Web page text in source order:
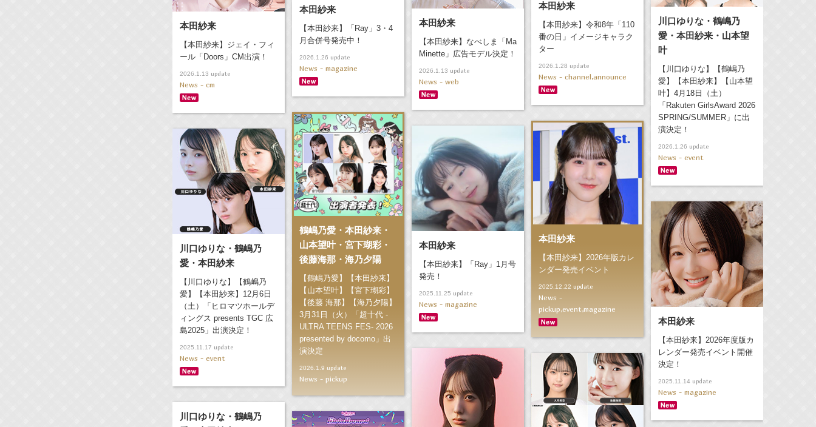
本田紗来
【本田紗来】令和8年「110
番の日」イメージキャラク
ター
2026.1.28 update
News - channel,announce
本田紗来
【本田紗来】「Ray」3・4
月合併号発売中！
2026.1.26 update
News - magazine
川口ゆりな・鶴嶋乃
愛・本田紗来・山本望
叶
【川口ゆりな】【鶴嶋乃
愛】【本田紗来】【山本望
叶】4月18日（土）
「Rakuten GirlsAward 2026
SPRING/SUMMER」に出
演決定！
2026.1.26 update
News - event
本田紗来
【本田紗来】なべしま「Ma
Minette」広告モデル決定！
2026.1.13 update
News - web
本田紗来
【本田紗来】ジェイ・フィ
ール「Doors」CM出演！
2026.1.13 update
News - cm
鶴嶋乃愛・本田紗来・
山本望叶・宮下瑚彩・
後藤海那・海乃夕陽
【鶴嶋乃愛】【本田紗来】
【山本望叶】【宮下瑚彩】
【後藤 海那】【海乃夕陽】
3月31日（火）「超十代 -
ULTRA TEENS FES- 2026
presented by docomo」出
演決定
2026.1.9 update
News - pickup
本田紗来
【本田紗来】2026年版カレ
ンダー発売イベント
2025.12.22 update
News -
pickup,event,magazine
本田紗来
【本田紗来】「Ray」1月号
発売！
2025.11.25 update
News - magazine
川口ゆりな・鶴嶋乃
愛・本田紗来
【川口ゆりな】【鶴嶋乃
愛】【本田紗来】12月6日
（土）「ヒロマツホールデ
ィングス presents TGC 広
島2025」出演決定！
2025.11.17 update
News - event
本田紗来
【本田紗来】2026年度版カ
レンダー発売イベント開催
決定！
2025.11.14 update
News - magazine
川口ゆりな・鶴嶋乃